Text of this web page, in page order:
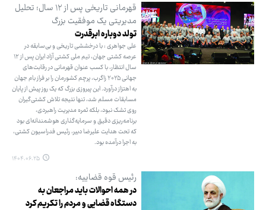
قهرمانی تاریخی پس از ۱۲ سال؛ تحلیل
مدیریتی یک موفقیت بزرگ
تولد دوباره ابرقدرت
علی جواهری : با درخششی تاریخی و بی‌سابقه در
عرصه کشتی جهان، تیم ملی کشتی آزاد ایران پس از ۱۲
سال انتظار، با کسب عنوان قهرمانی در رقابت‌های
جهانی ۲۰۲۵ زاگرب، پرچم کشورمان را بر فراز بام جهان
به اهتزاز درآورد. این پیروزی بزرگ که یک روز پیش از پایان
مسابقات مسلم شد، تنها نتیجه تلاش کشتی‌گیران
روی تشک نبود، بلکه ثمره مدیریت راهبردی،
برنامه‌ریزی دقیق و سرمایه‌گذاری هوشمندانه‌ای بود
که تحت هدایت علیرضا دبیر، رئیس فدراسیون کشتی،
به اجرا درآمده بود.
۱۴۰۴.۰۶.۲۵
رئیس قوه قضاییه:
در همه احوالات باید مراجعان به
دستگاه قضایی و مردم را تکریم کرد